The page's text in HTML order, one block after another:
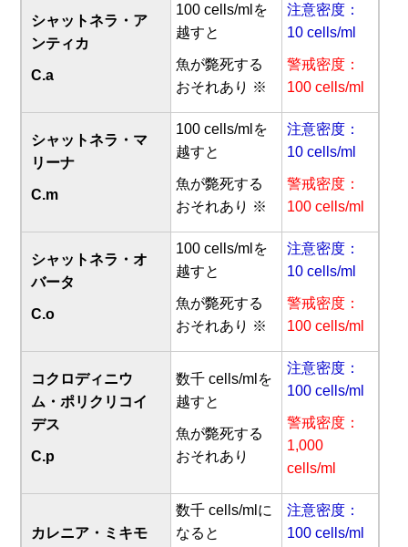
シャットネラ・ア
ンティカ
C.a
100 cells/mlを
越すと
魚が斃死する
おそれあり ※
注意密度：
10 cells/ml
警戒密度：
100 cells/ml
シャットネラ・マ
リーナ
C.m
100 cells/mlを
越すと
魚が斃死する
おそれあり ※
注意密度：
10 cells/ml
警戒密度：
100 cells/ml
シャットネラ・オ
バータ
C.o
100 cells/mlを
越すと
魚が斃死する
おそれあり ※
注意密度：
10 cells/ml
警戒密度：
100 cells/ml
コクロディニウ
ム・ポリクリコイ
デス
C.p
数千 cells/mlを
越すと
魚が斃死する
おそれあり
注意密度：
100 cells/ml
警戒密度：
1,000
cells/ml
カレニア・ミキモ
数千 cells/mlに
なると
注意密度：
100 cells/ml